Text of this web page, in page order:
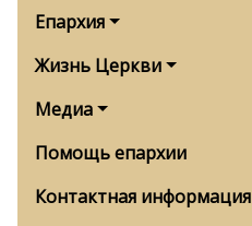
Епархия
Жизнь Церкви
Медиа
Помощь епархии
Контактная информация